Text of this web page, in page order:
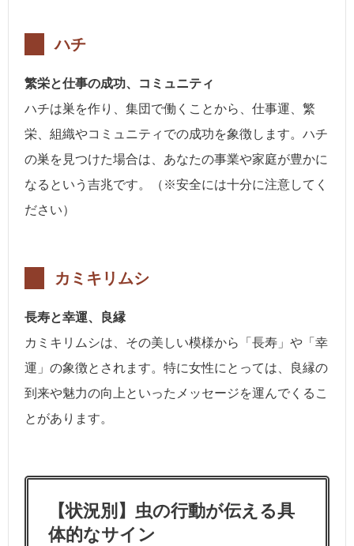
ハチ
繁栄と仕事の成功、コミュニティ
ハチは巣を作り、集団で働くことから、仕事運、繁
栄、組織やコミュニティでの成功を象徴します。ハチ
の巣を見つけた場合は、あなたの事業や家庭が豊かに
なるという吉兆です。（※安全には十分に注意してく
ださい）
カミキリムシ
長寿と幸運、良縁
カミキリムシは、その美しい模様から「長寿」や「幸
運」の象徴とされます。特に女性にとっては、良縁の
到来や魅力の向上といったメッセージを運んでくるこ
とがあります。
【状況別】虫の行動が伝える具
体的なサイン